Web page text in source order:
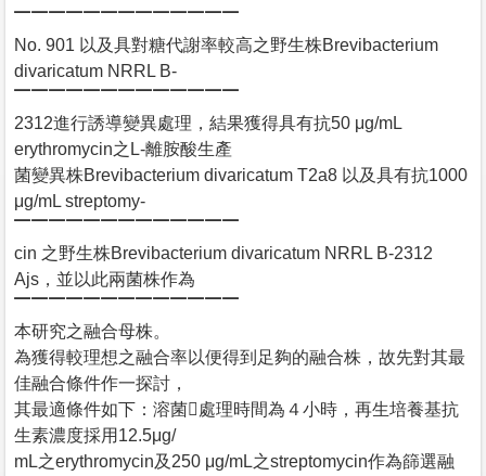
▔▔▔▔▔▔▔▔▔▔▔▔▔
No. 901 以及具對糖代謝率較高之野生株Brevibacterium
divaricatum NRRL B-
▔▔▔▔▔▔▔▔▔▔▔▔▔
2312進行誘導變異處理，結果獲得具有抗50 μg/mL
erythromycin之L-離胺酸生產
菌變異株Brevibacterium divaricatum T2a8 以及具有抗1000
μg/mL streptomy-
▔▔▔▔▔▔▔▔▔▔▔▔▔
cin 之野生株Brevibacterium divaricatum NRRL B-2312
Ajs，並以此兩菌株作為
▔▔▔▔▔▔▔▔▔▔▔▔▔
本研究之融合母株。
為獲得較理想之融合率以便得到足夠的融合株，故先對其最
佳融合條件作一探討，
其最適條件如下：溶菌處理時間為４小時，再生培養基抗
生素濃度採用12.5μg/
mL之erythromycin及250 μg/mL之streptomycin作為篩選融